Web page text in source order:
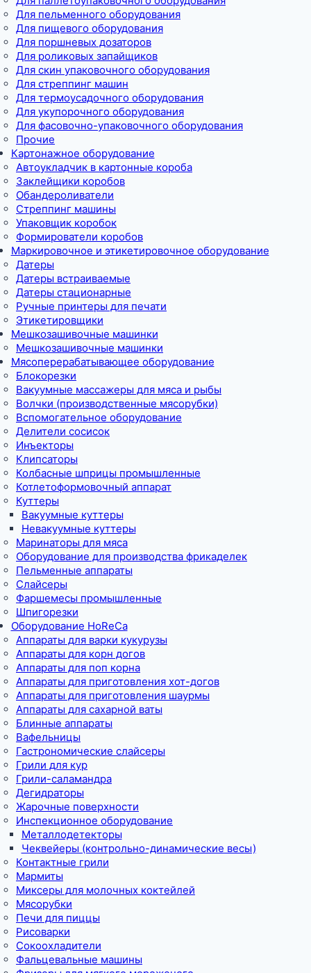
Для пельменного оборудования
Для пищевого оборудования
Для поршневых дозаторов
Для роликовых запайщиков
Для скин упаковочного оборудования
Для стреппинг машин
Для термоусадочного оборудования
Для укупорочного оборудования
Для фасовочно-упаковочного оборудования
Прочие
Картонажное оборудование
Автоукладчик в картонные короба
Заклейщики коробов
Обандероливатели
Стреппинг машины
Упаковщик коробок
Формирователи коробов
Маркировочное и этикетировочное оборудование
Датеры
Датеры встраиваемые
Датеры стационарные
Ручные принтеры для печати
Этикетировщики
Мешкозашивочные машинки
Мешкозашивочные машинки
Мясоперерабатывающее оборудование
Блокорезки
Вакуумные массажеры для мяса и рыбы
Волчки (производственные мясорубки)
Вспомогательное оборудование
Делители сосисок
Инъекторы
Клипсаторы
Колбасные шприцы промышленные
Котлетоформовочный аппарат
Куттеры
Вакуумные куттеры
Невакуумные куттеры
Маринаторы для мяса
Оборудование для производства фрикаделек
Пельменные аппараты
Слайсеры
Фаршемесы промышленные
Шпигорезки
Оборудование HoReCa
Аппараты для варки кукурузы
Аппараты для корн догов
Аппараты для поп корна
Аппараты для приготовления хот-догов
Аппараты для приготовления шаурмы
Аппараты для сахарной ваты
Блинные аппараты
Вафельницы
Гастрономические слайсеры
Грили для кур
Грили-саламандра
Дегидраторы
Жарочные поверхности
Инспекционное оборудование
Металлодетекторы
Чеквейеры (контрольно-динамические весы)
Контактные грили
Мармиты
Миксеры для молочных коктейлей
Мясорубки
Печи для пиццы
Рисоварки
Сокоохладители
Фальцевальные машины